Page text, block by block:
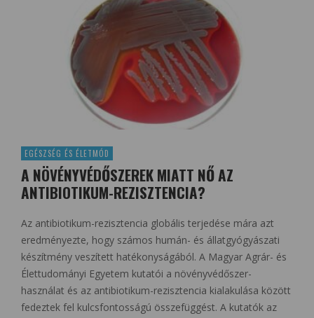
EGÉSZSÉG ÉS ÉLETMÓD
A NÖVÉNYVÉDŐSZEREK MIATT NŐ AZ
ANTIBIOTIKUM-REZISZTENCIA?
Az antibiotikum-rezisztencia globális terjedése mára azt
eredményezte, hogy számos humán- és állatgyógyászati
készítmény veszített hatékonyságából. A Magyar Agrár- és
Élettudományi Egyetem kutatói a növényvédőszer-
használat és az antibiotikum-rezisztencia kialakulása között
fedeztek fel kulcsfontosságú összefüggést. A kutatók az